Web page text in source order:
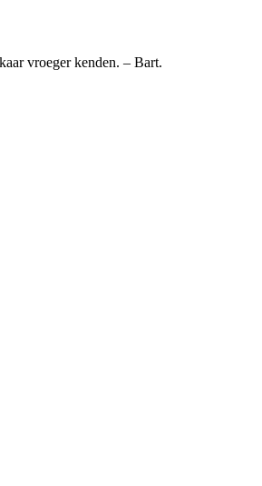
vroeger kenden. – Bart.